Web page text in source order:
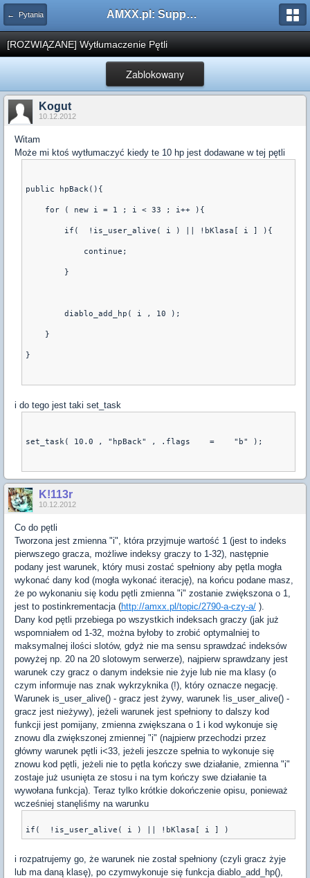
← Pytania AMXX.pl: Support AMX Mod X i SourceMod
[ROZWIĄZANE] Wytłumaczenie Pętli
Zablokowany
Kogut
10.12.2012
Witam
Może mi ktoś wytłumaczyć kiedy te 10 hp jest dodawane w tej pętli
public hpBack(){
    for ( new i = 1 ; i < 33 ; i++ ){
        if(  !is_user_alive( i ) || !bKlasa[ i ] ){
            continue;
        }
        diablo_add_hp( i , 10 );
    }
}
i do tego jest taki set_task
set_task( 10.0 , "hpBack" , .flags    =    "b" );
K!113r
10.12.2012
Co do pętli
Tworzona jest zmienna "i", która przyjmuje wartość 1 (jest to indeks
pierwszego gracza, możliwe indeksy graczy to 1-32), następnie
podany jest warunek, który musi zostać spełniony aby pętla mogła
wykonać dany kod (mogła wykonać iterację), na końcu podane masz,
że po wykonaniu się kodu pętli zmienna "i" zostanie zwiększona o 1,
jest to postinkrementacja (http://amxx.pl/topic/2790-a-czy-a/ ).
Dany kod pętli przebiega po wszystkich indeksach graczy (jak już
wspomniałem od 1-32, można byłoby to zrobić optymalniej to
maksymalnej ilości slotów, gdyż nie ma sensu sprawdzać indeksów
powyżej np. 20 na 20 slotowym serwerze), najpierw sprawdzany jest
warunek czy gracz o danym indeksie nie żyje lub nie ma klasy (o
czym informuje nas znak wykrzyknika (!), który oznacze negację.
Warunek is_user_alive() - gracz jest żywy, warunek !is_user_alive() -
gracz jest nieżywy), jeżeli warunek jest spełniony to dalszy kod
funkcji jest pomijany, zmienna zwiększana o 1 i kod wykonuje się
znowu dla zwiększonej zmiennej "i" (najpierw przechodzi przez
główny warunek pętli i<33, jeżeli jeszcze spełnia to wykonuje się
znowu kod pętli, jeżeli nie to pętla kończy swe działanie, zmienna "i"
zostaje już usunięta ze stosu i na tym kończy swe działanie ta
wywołana funkcja). Teraz tylko krótkie dokończenie opisu, ponieważ
wcześniej stanęliśmy na warunku
i rozpatrujemy go, że warunek nie został spełniony (czyli gracz żyje
lub ma daną klasę), po czymwykonuje się funkcja diablo_add_hp(),